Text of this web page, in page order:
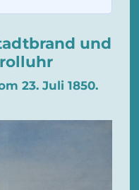
und
23. Juli 1850.